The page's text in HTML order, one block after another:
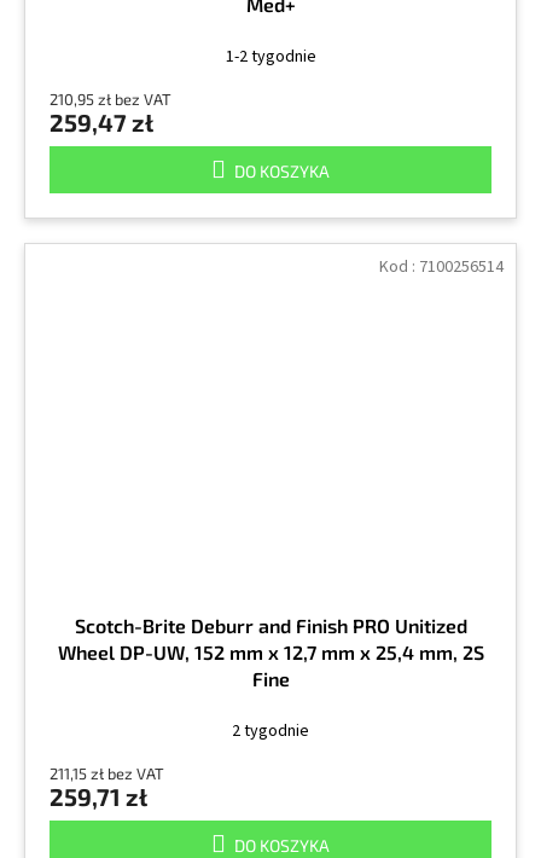
1-2 tygodnie
210,95 zł bez VAT
259,47 zł
DO KOSZYKA
Scotch-Brite Deburr and Finish PRO Unitized
Wheel DP-UW, 152 mm x 12,7 mm x 25,4 mm, 2S
Fine
2 tygodnie
211,15 zł bez VAT
259,71 zł
DO KOSZYKA
Kod : 7100256514